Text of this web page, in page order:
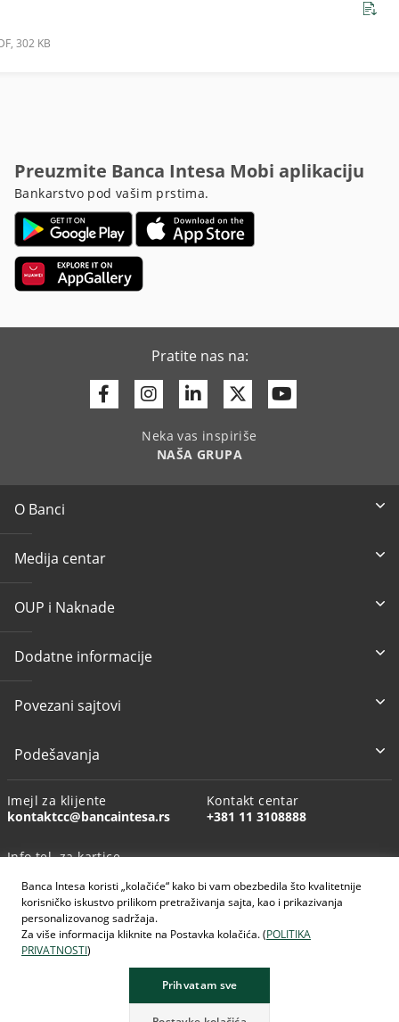
Banca Intesa koristi „kolačiće“ kako bi vam obezbedila što kvalitetnije
korisničko iskustvo prilikom pretraživanja sajta, kao i prikazivanja
personalizovanog sadržaja.
Za više informacija kliknite na Postavka kolačića. (POLITIKA
PRIVATNOSTI)
Prihvatam sve
302 KB
Preuzmite Banca Intesa Mobi aplikaciju
Bankarstvo pod vašim prstima.
Pratite nas na:
FacebookInstagram
LinkedinTwitter
Neka vas inspiriše
NAŠA GRUPA
O Banci
Medija centar
OUP i Naknade
Dodatne informacije
Povezani sajtovi
Podešavanja
Imejl za klijente
kontaktcc@bancaintesa.rs
Kontakt centar
+381 11 3108888
Info tel. za kartice